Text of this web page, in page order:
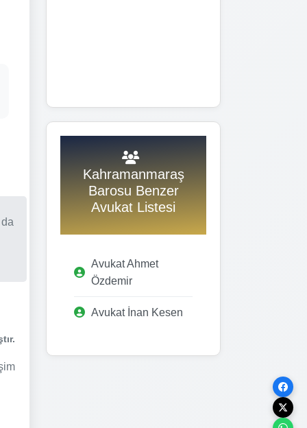
Kahramanmaraş
Barosu Benzer
Avukat Listesi
Avukat Ahmet
Özdemir
Avukat İnan Kesen